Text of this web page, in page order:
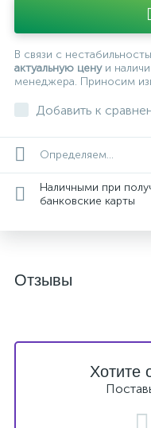
В связи с
актуальную ценуи
менеджера. Приносим
Добавить к
Определяем...
Наличными при
банковские карты
Отзывы
Хотите